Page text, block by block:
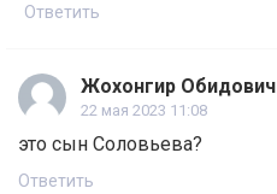
Ответить
Жохонгир Обидович
22 мая 2023 11:08
это сын Соловьева?
Ответить